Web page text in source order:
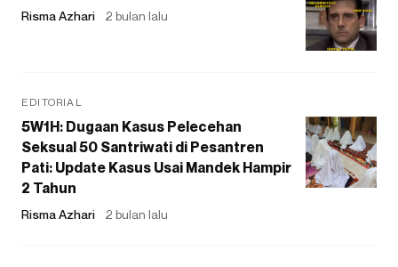
Risma Azhari 2 bulan lalu
EDITORIAL
5W1H: Dugaan Kasus Pelecehan
Seksual 50 Santriwati di Pesantren
Pati: Update Kasus Usai Mandek Hampir
2 Tahun
Risma Azhari 2 bulan lalu